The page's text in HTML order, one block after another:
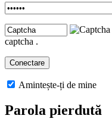
captcha .
Amintește-ți de mine
Parola pierdută